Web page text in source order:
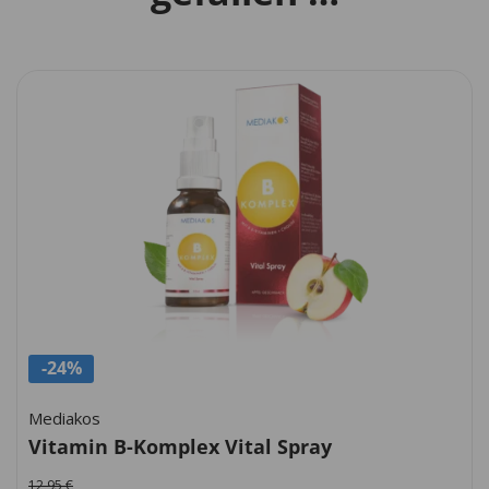
-24%
Mediakos
Vitamin B-Komplex Vital Spray
12,95€